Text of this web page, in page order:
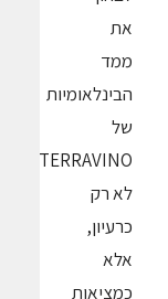
את
ממד
הבינלאומיות
של
TERRAVINO
לא רק
כרעיון,
אלא
כמציאות